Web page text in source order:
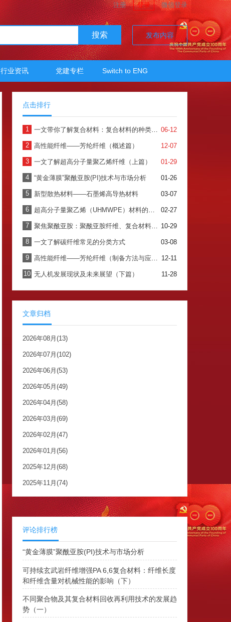
注册 登录 微信登录
搜索 发布内容
行业资讯 党建专栏 Switch to ENG
点击排行
1 06-12
一文带你了解复合材料：复合材料的种类、加工及应用
2 12-07
高性能纤维——芳纶纤维（概述篇）
3 01-29
一文了解超高分子量聚乙烯纤维（上篇）
4 01-26
“黄金薄膜”聚酰亚胺(PI)技术与市场分析
5 03-07
新型散热材料——石墨烯高导热材料
6 02-27
超高分子量聚乙烯（UHMWPE）材料的最新应用与未来展望
7 10-29
聚焦聚酰亚胺：聚酰亚胺纤维、复合材料性能优异，前景广阔（一）
8 03-08
一文了解碳纤维常见的分类方式
9 12-11
高性能纤维——芳纶纤维（制备方法与应用篇）
10 11-28
无人机发展现状及未来展望（下篇）
文章归档
2026年08月(13)
2026年07月(102)
2026年06月(53)
2026年05月(49)
2026年04月(58)
2026年03月(69)
2026年02月(47)
2026年01月(56)
2025年12月(68)
2025年11月(74)
评论排行榜
“黄金薄膜”聚酰亚胺(PI)技术与市场分析
可持续玄武岩纤维增强PA 6,6复合材料：纤维长度
和纤维含量对机械性能的影响（下）
不同聚合物及其复合材料回收再利用技术的发展趋
势（一）